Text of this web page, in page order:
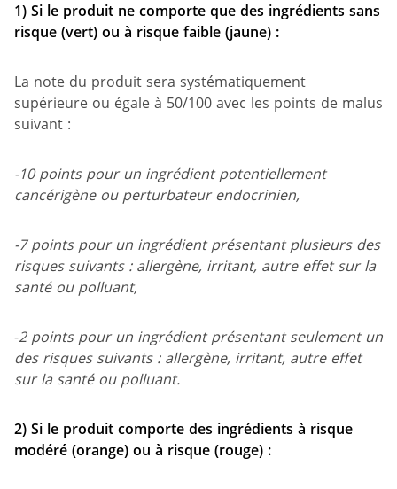
1) Si le produit ne comporte que des ingrédients sans
risque (vert) ou à risque faible (jaune) :
La note du produit sera systématiquement
supérieure ou égale à 50/100 avec les points de malus
suivant :
-10 points pour un ingrédient potentiellement
cancérigène ou perturbateur endocrinien,
-7 points pour un ingrédient présentant plusieurs des
risques suivants : allergène, irritant, autre effet sur la
santé ou polluant,
-2 points pour un ingrédient présentant seulement un
des risques suivants : allergène, irritant, autre effet
sur la santé ou polluant.
2) Si le produit comporte des ingrédients à risque
modéré (orange) ou à risque (rouge) :